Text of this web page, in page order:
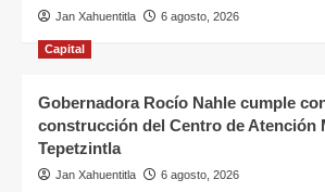
Jan Xahuentitla 6 agosto, 2026
Capital
Gobernadora Rocío Nahle cumple
construcción del Centro de Atención
Tepetzintla
Jan Xahuentitla 6 agosto, 2026